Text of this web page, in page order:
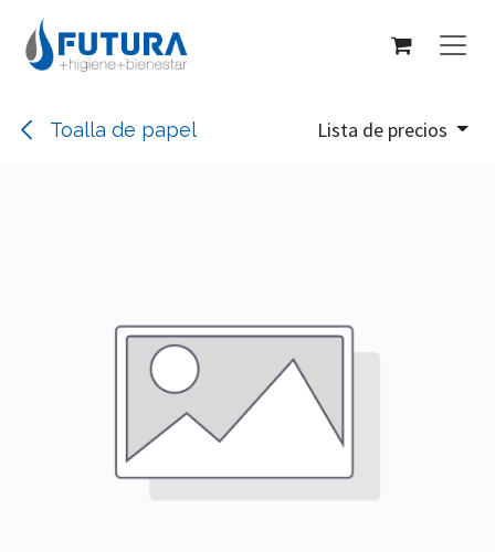
Ir al contenido
Toalla de papel Lista de precios